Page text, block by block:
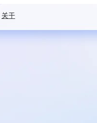
关于